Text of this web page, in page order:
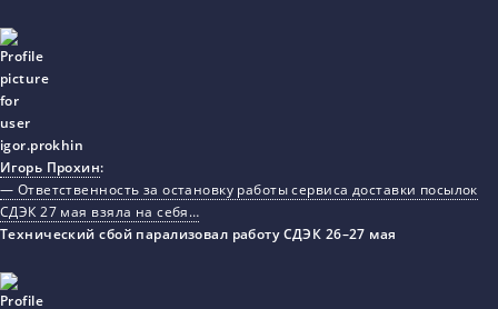
Игорь Прохин:
— Ответственность за остановку работы сервиса доставки посылок
СДЭК 27 мая взяла на себя…
Технический сбой парализовал работу СДЭК 26–27 мая